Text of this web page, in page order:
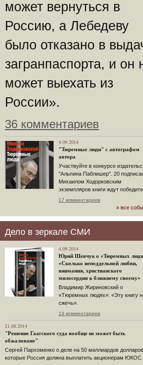
может вернуться в
Россию, а Лебедеву
было отказано в
загранпаспорта, и он
может выехать из
России».
36 комментариев
4.09.2014
"Тюремные люди" с автографом
автора
Участвуйте в конкурсе
"Альпина Паблишер". 20
Михаилом Ходорковским
экземпляров книги ждут
17 комментариев
» все
Дело в зеркале СМИ
4.09.2014
Юрий Шевчук о «Тюремных
«Сколько неподдельной любви,
внимания, христианского
милосердия к ближнему своему»
Владимир Жириновский о
«Тюремных людях»: «Эту книгу
сжечь».
19 комментариев
21.08.2014
"Решение Гаагского суда вообще не может быть
обжаловано"
Сергей Пархоменко о деле на 50 миллиардов долларов,
которые Россия должна выплатить акционерам ЮКОС.